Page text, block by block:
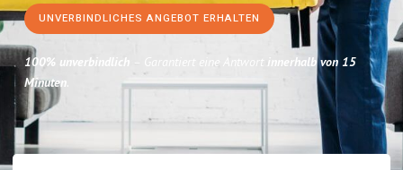
UNVERBINDLICHES ANGEBOT ERHALTEN
100% unverbindlich – Garantiert eine Antwort innerhalb von 15
Minuten.